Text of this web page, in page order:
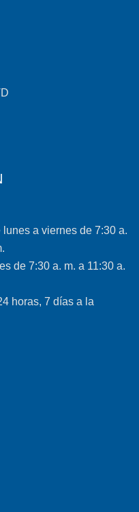
a viernes de 7:30 a.
de 7:30 a. m. a 11:30 a.
horas, 7 días a la